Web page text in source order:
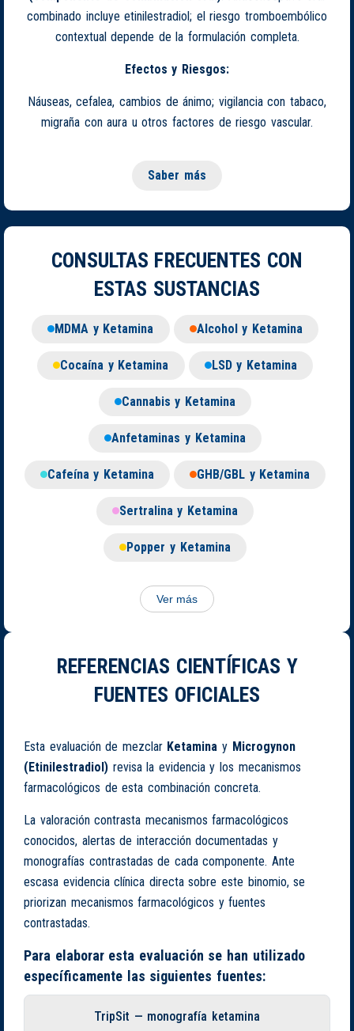
combinado incluye etinilestradiol; el riesgo tromboembólico
contextual depende de la formulación completa.
Efectos y Riesgos:
Náuseas, cefalea, cambios de ánimo; vigilancia con tabaco,
migraña con aura u otros factores de riesgo vascular.
Saber más
CONSULTAS FRECUENTES CON
ESTAS SUSTANCIAS
MDMA y Ketamina Alcohol y Ketamina
Cocaína y Ketamina LSD y Ketamina
Cannabis y Ketamina
Anfetaminas y Ketamina
Cafeína y Ketamina GHB/GBL y Ketamina
Sertralina y Ketamina
Popper y Ketamina
Ver más
REFERENCIAS CIENTÍFICAS Y
FUENTES OFICIALES
Esta evaluación de mezclar Ketamina y Microgynon
(Etinilestradiol) revisa la evidencia y los mecanismos
farmacológicos de esta combinación concreta.
La valoración contrasta mecanismos farmacológicos
conocidos, alertas de interacción documentadas y
monografías contrastadas de cada componente. Ante
escasa evidencia clínica directa sobre este binomio, se
priorizan mecanismos farmacológicos y fuentes
contrastadas.
Para elaborar esta evaluación se han utilizado
específicamente las siguientes fuentes:
TripSit — monografía ketamina